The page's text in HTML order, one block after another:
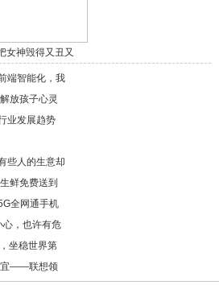
女神毁得又丑又
秃，/a>
端智能化，我
放孩子心灵
业发展趋势
些人的生意却
鲜免费送到
全网通手机
心，也许有危
坐稳世界第
宜——联想领